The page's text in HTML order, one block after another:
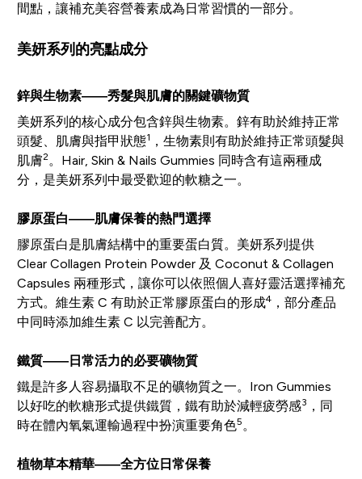
間點，讓補充美容營養素成為日常習慣的一部分。
美妍系列的亮點成分
鋅與生物素——秀髮與肌膚的關鍵礦物質
美妍系列的核心成分包含鋅與生物素。鋅有助於維持正常
頭髮、肌膚與指甲狀態1 ，生物素則有助於維持正常頭髮與
肌膚2。Hair, Skin & Nails Gummies 同時含有這兩種成
分，是美妍系列中最受歡迎的軟糖之一。
膠原蛋白——肌膚保養的熱門選擇
膠原蛋白是肌膚結構中的重要蛋白質。美妍系列提供
Clear Collagen Protein Powder 及 Coconut & Collagen
Capsules 兩種形式，讓你可以依照個人喜好靈活選擇補充
方式。維生素 C 有助於正常膠原蛋白的形成4，部分產品
中同時添加維生素 C 以完善配方。
鐵質——日常活力的必要礦物質
鐵是許多人容易攝取不足的礦物質之一。Iron Gummies
以好吃的軟糖形式提供鐵質，鐵有助於減輕疲勞感3 ，同
時在體內氧氣運輸過程中扮演重要角色5 。
植物草本精華——全方位日常保養